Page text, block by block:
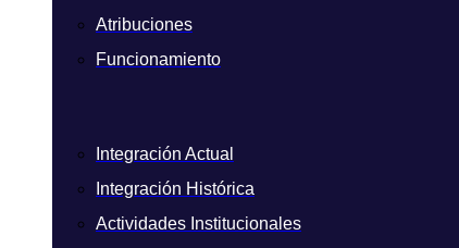
Atribuciones
Funcionamiento
Integración Actual
Integración Histórica
Actividades Institucionales